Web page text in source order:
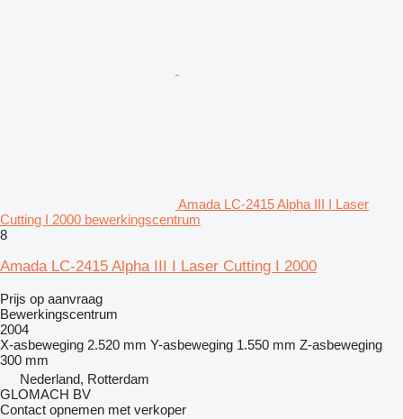
Amada LC-2415 Alpha III I Laser
Cutting I 2000 bewerkingscentrum
8
Amada LC-2415 Alpha III I Laser Cutting I 2000
Prijs op aanvraag
Bewerkingscentrum
2004
X-asbeweging 2.520 mm Y-asbeweging 1.550 mm Z-asbeweging
300 mm
Nederland, Rotterdam
GLOMACH BV
Contact opnemen met verkoper